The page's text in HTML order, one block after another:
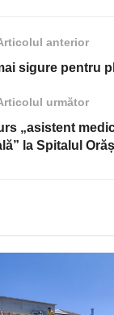
anterior
sigure pentru
următor
„asistent
la Spitalul